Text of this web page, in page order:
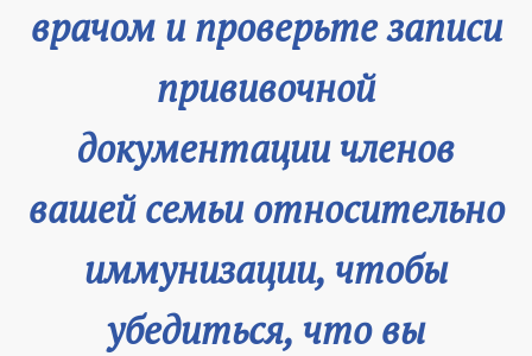
врачом и проверьте записи
прививочной
документации членов
вашей семьи относительно
иммунизации, чтобы
убедиться, что вы